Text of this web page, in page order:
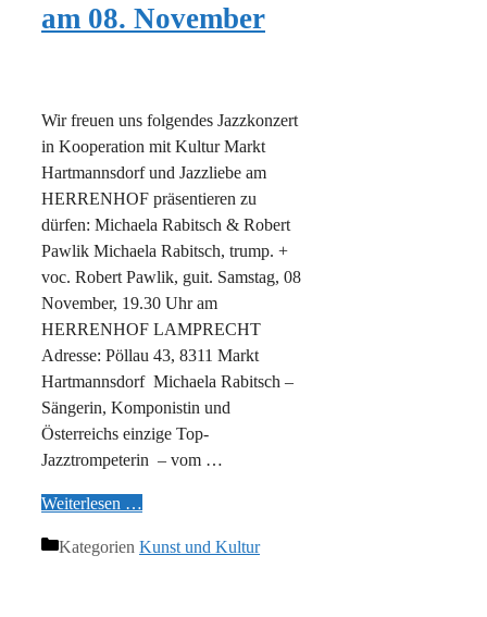
am 08. November
Wir freuen uns folgendes Jazzkonzert
in Kooperation mit Kultur Markt
Hartmannsdorf und Jazzliebe am
HERRENHOF präsentieren zu
dürfen: Michaela Rabitsch & Robert
Pawlik Michaela Rabitsch, trump. +
voc. Robert Pawlik, guit. Samstag, 08
November, 19.30 Uhr am
HERRENHOF LAMPRECHT
Adresse: Pöllau 43, 8311 Markt
Hartmannsdorf Michaela Rabitsch –
Sängerin, Komponistin und
Österreichs einzige Top-
Jazztrompeterin – vom …
Weiterlesen …
Kategorien Kunst und Kultur